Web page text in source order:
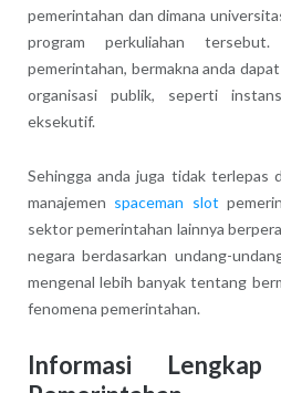
pemerintahan dan dimana
program perkuliahan
pemerintahan, bermakna anda
organisasi publik, seperti
eksekutif.
Sehingga anda juga tidak
manajemen spaceman slot
sektor pemerintahan lainnya
negara berdasarkan undang-
mengenal lebih banyak tentang
fenomena pemerintahan.
Informasi